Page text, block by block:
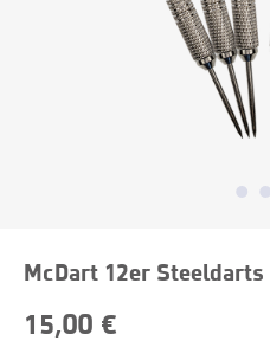
McDart 12er Steeldarts
15,00 €